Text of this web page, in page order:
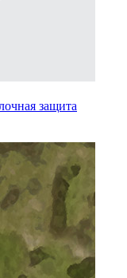
защита